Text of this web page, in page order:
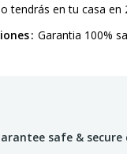
tendrás en tu casa en
Garantia 100%
safe & secure